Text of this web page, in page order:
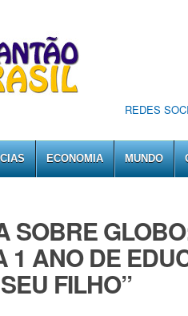
REDES
ECONOMIA MUNDO
SOBRE
1 ANO DE
FILHO”